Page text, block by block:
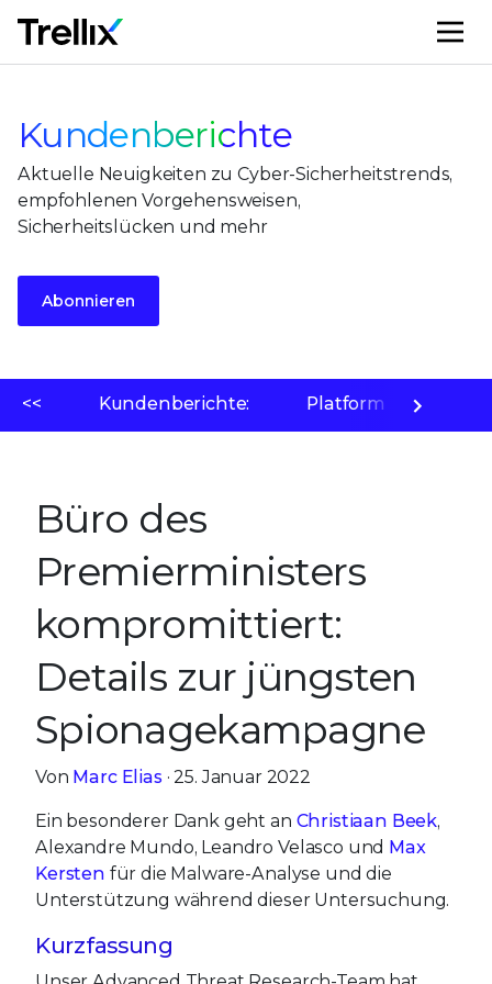
Kundenberichte
Aktuelle Neuigkeiten zu Cyber-Sicherheitstrends,
empfohlenen Vorgehensweisen,
Sicherheitslücken und mehr
Abonnieren
<< Kundenberichte: Platform
Büro des
Premierministers
kompromittiert:
Details zur jüngsten
Spionagekampagne
Von Marc Elias· 25. Januar 2022
Ein besonderer Dank geht an Christiaan Beek,
Alexandre Mundo, Leandro Velasco und Max
Kersten für die Malware-Analyse und die
Unterstützung während dieser Untersuchung.
Kurzfassung